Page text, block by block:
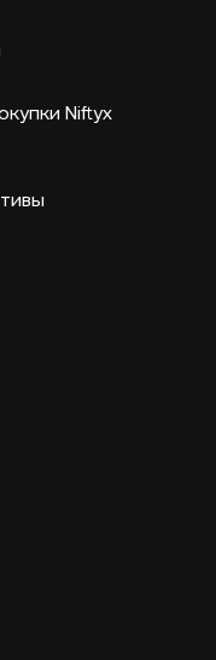
Niftyx